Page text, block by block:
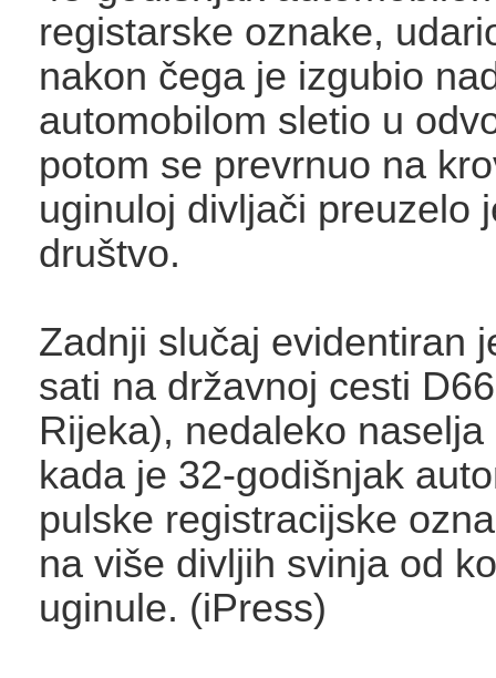
registarske oznake,
nakon čega je izgubio
automobilom sletio u
potom se prevrnuo na
uginuloj divljači preuzelo
društvo.
Zadnji slučaj evidentiran
sati na državnoj cesti
Rijeka), nedaleko
kada je 32-godišnjak
pulske registracijske
na više divljih svinja od
uginule. (iPress)